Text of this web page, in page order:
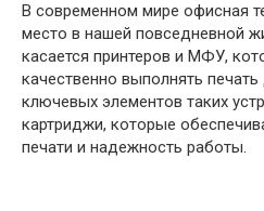
В современном мире офисная
место в нашей повседневной
касается принтеров и МФУ,
качественно выполнять
ключевых элементов таких
картриджи, которые
печати и надежность работы.